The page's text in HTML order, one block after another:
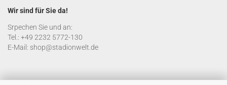
Wir sind für Sie da!
Srpechen Sie und an:
Tel.: +49 2232 5772-130
E-Mail: shop@stadionwelt.de